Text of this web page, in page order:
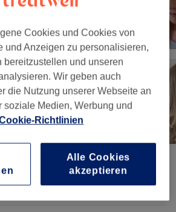
Cookies und Cookies von
und Anzeigen zu personalisieren,
bereitzustellen und unseren
Wir geben auch
die Nutzung unserer Webseite an
soziale Medien, Werbung und
Richtlinien
Alle Cookies
akzeptieren